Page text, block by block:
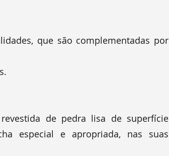
que são complementadas por
de pedra lisa de superfície
especial e apropriada, nas suas